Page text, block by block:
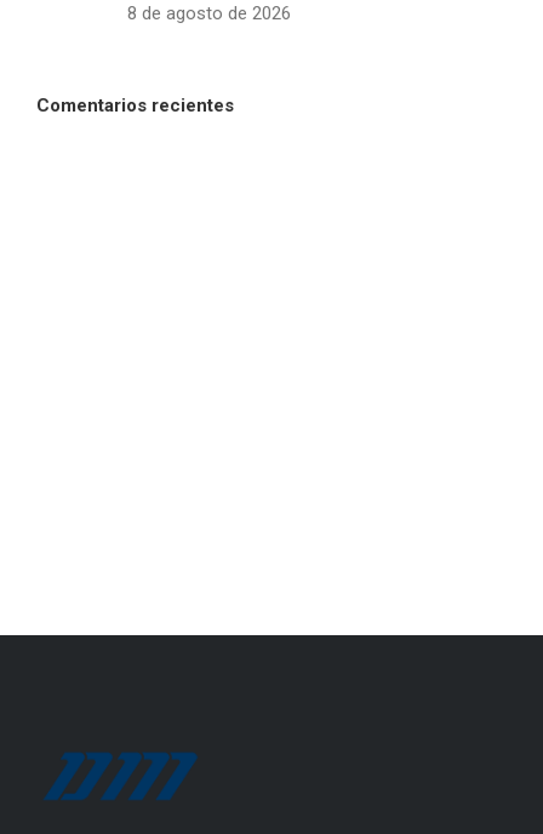
8 de agosto de 2026
Comentarios recientes